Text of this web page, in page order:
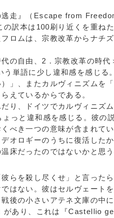
走』（Escape from
訳本は100刷り近くを重ね
ロムは、宗教改革からナチ
自由、2．宗教改革の時代
う単語に少し違和感を感じる
」、またカルヴィニズムを
えているからである。
り、ドイツでカルヴィニズ
っと違和感を感じる。彼の
べき一つの意味が含まれて
オロギーのうちに復活した
床だったのではないかと思う
らを殺し尽くせ」と言った
はない。彼はセルヴェート
後の小さいアテネ文庫の中
があり、これは『Castellio